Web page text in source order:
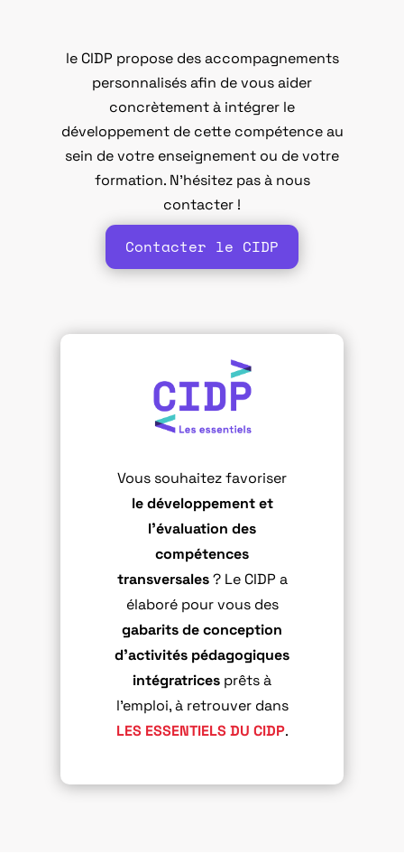
le CIDP propose des accompagnements
personnalisés afin de vous aider
concrètement à intégrer le
développement de cette compétence au
sein de votre enseignement ou de votre
formation. N’hésitez pas à nous
contacter !
Contacter le CIDP
Vous souhaitez favoriser
le développement et
l’évaluation des
compétences
transversales? Le CIDP a
élaboré pour vous des
gabarits de conception
d’activités pédagogiques
intégratrices prêts à
l’emploi, à retrouver dans
LES ESSENTIELS DU CIDP.